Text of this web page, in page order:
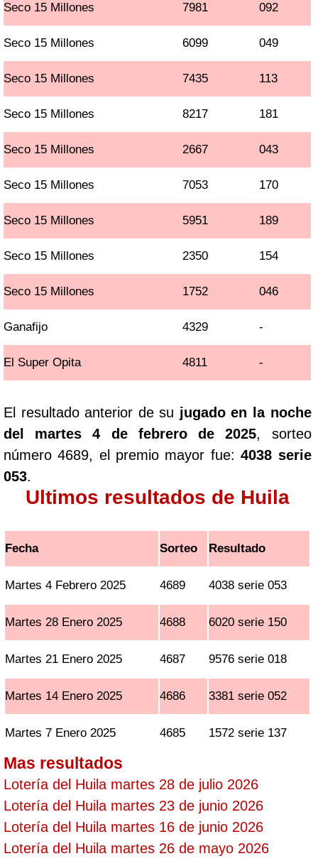
Seco 15 Millones 7981 092
Seco 15 Millones 6099 049
Seco 15 Millones 7435 113
Seco 15 Millones 8217 181
Seco 15 Millones 2667 043
Seco 15 Millones 7053 170
Seco 15 Millones 5951 189
Seco 15 Millones 2350 154
Seco 15 Millones 1752 046
Ganafijo 4329 -
El Super Opita 4811 -
El resultado anterior de su jugado en la noche
del martes 4 de febrero de 2025, sorteo
número 4689, el premio mayor fue:4038 serie
053.
Ultimos resultados de Huila
Fecha Sorteo Resultado
Martes 4 Febrero 2025 4689 4038 serie 053
Martes 28 Enero 2025 4688 6020 serie 150
Martes 21 Enero 2025 4687 9576 serie 018
Martes 14 Enero 2025 4686 3381 serie 052
Martes 7 Enero 2025 4685 1572 serie 137
Mas resultados
Lotería del Huila martes 28 de julio 2026
Lotería del Huila martes 23 de junio 2026
Lotería del Huila martes 16 de junio 2026
Lotería del Huila martes 26 de mayo 2026